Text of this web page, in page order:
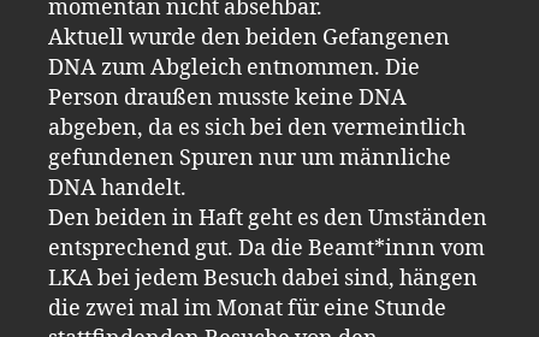
momentan nicht absehbar.
Aktuell wurde den beiden Gefangenen
DNA zum Abgleich entnommen. Die
Person draußen musste keine DNA
abgeben, da es sich bei den vermeintlich
gefundenen Spuren nur um männliche
DNA handelt.
Den beiden in Haft geht es den Umständen
entsprechend gut. Da die Beamt*innn vom
LKA bei jedem Besuch dabei sind, hängen
die zwei mal im Monat für eine Stunde